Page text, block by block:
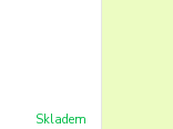
Skladem